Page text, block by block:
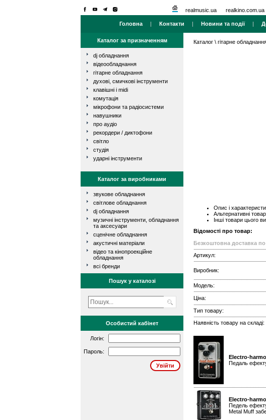
realmusic.ua realkino.com.ua
Головна | Контакти | Новини та події|
Каталог за призначенням
dj обладнання
відеообладнання
гітарне обладнання
духові, смичкові інструменти
клавішні і midi
комутація
мікрофони та радіосистеми
навушники
про аудіо
рекордери / диктофони
світло
студія
ударні інструменти
Каталог за виробниками
звукове обладнання
світлове обладнання
dj обладнання
музичні інструменти, обладнання
та аксесуари
сценічне обладнання
акустичні матеріали
відео та кінопроекційне
обладнання
всі бренди
Пошук у каталозі
Особистий кабінет
Логін:
Пароль:
Каталог \ гітарне
Опис і
Альтернативні
Інші товари цього
Відомості про товар:
Безкоштовна доставка по
Артикул:
Виробник:
Модель:
Ціна:
Тип товару:
Наявність товару на складі:
Electro-
Педаль
Electro-
Педель
Metal Muff